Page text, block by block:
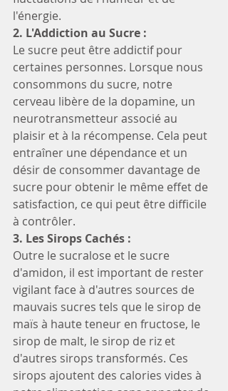
l'énergie.
2. L'Addiction au Sucre :
Le sucre peut être addictif pour
certaines personnes. Lorsque nous
consommons du sucre, notre
cerveau libère de la dopamine, un
neurotransmetteur associé au
plaisir et à la récompense. Cela peut
entraîner une dépendance et un
désir de consommer davantage de
sucre pour obtenir le même effet de
satisfaction, ce qui peut être difficile
à contrôler.
3. Les Sirops Cachés :
Outre le sucralose et le sucre
d'amidon, il est important de rester
vigilant face à d'autres sources de
mauvais sucres tels que le sirop de
maïs à haute teneur en fructose, le
sirop de malt, le sirop de riz et
d'autres sirops transformés. Ces
sirops ajoutent des calories vides à